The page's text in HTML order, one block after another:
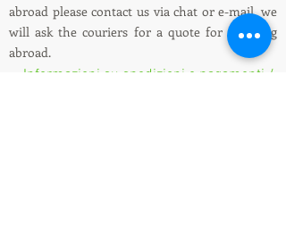
abroad please contact us via chat or e-mail, we
will ask the couriers for a quote for shipping
abroad.
Informazioni su spedizioni e pagamenti /